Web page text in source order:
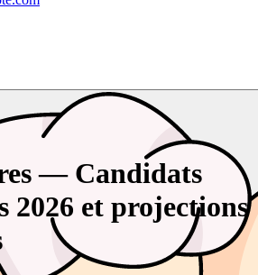
— Candidats
2026 et projections